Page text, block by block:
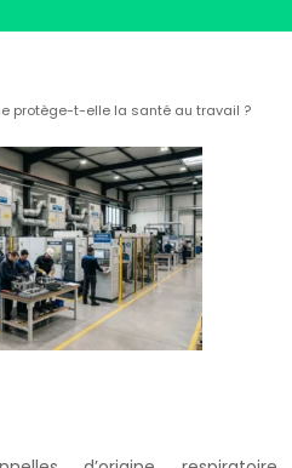
protège-t-elle la santé au travail ?